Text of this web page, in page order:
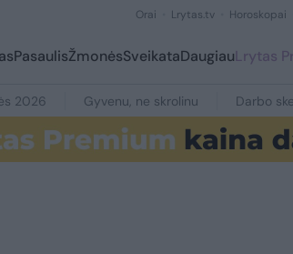
Orai Lrytas.tv Horoskopai
PasaulisŽmonėsSveikataDaugiauLrytas
2026 Gyvenu, ne skrolinu Darbo